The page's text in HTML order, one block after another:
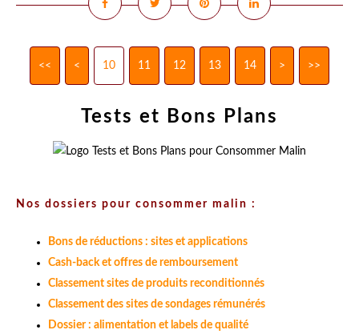
<< < 10 11 12 13 14 > >>
Tests et Bons Plans
Nos dossiers pour consommer malin :
Bons de réductions : sites et applications
Cash-back et offres de remboursement
Classement sites de produits reconditionnés
Classement des sites de sondages rémunérés
Dossier : alimentation et labels de qualité